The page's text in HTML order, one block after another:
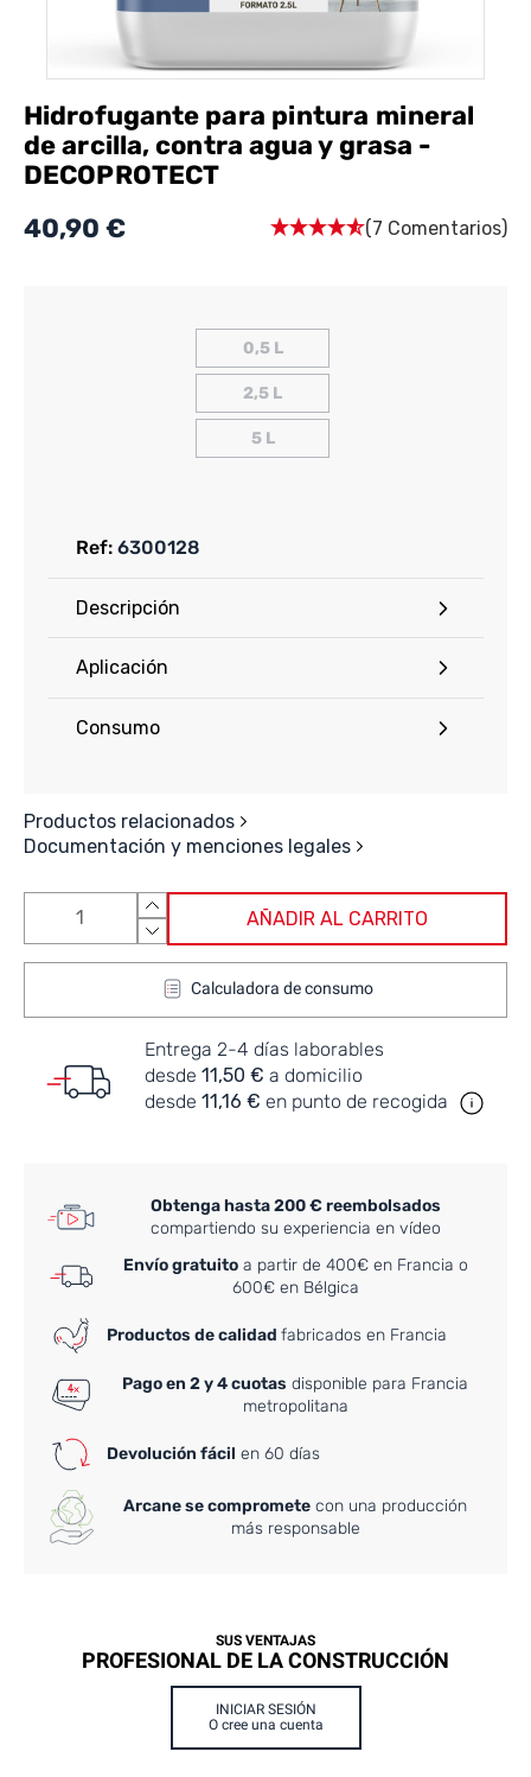
Hidrofugante para pintura mineral
de arcilla, contra agua y grasa -
DECOPROTECT
40,90 €
(7 Comentarios)
Ref: 6300128
Descripción
Aplicación
Consumo
Productos relacionados
Documentación y menciones legales
0,5 L
2,5 L
5 L
AÑADIR AL CARRITO
Calculadora de consumo
Entrega 2-4 días laborables
desde 11,50 € a domicilio
desde 11,16 € en punto de recogida
Obtenga hasta 200 € reembolsados
compartiendo su experiencia en vídeo
Envío gratuitoa partir de 400€ en Francia o
600€ en Bélgica
Productos de calidad fabricados en Francia
Pago en 2 y 4 cuotas disponible para Francia
metropolitana
Devolución fácil en 60 días
Arcane se compromete con una producción
más responsable
SUS VENTAJAS
PROFESIONAL DE LA CONSTRUCCIÓN
INICIAR SESIÓN
O cree una cuenta